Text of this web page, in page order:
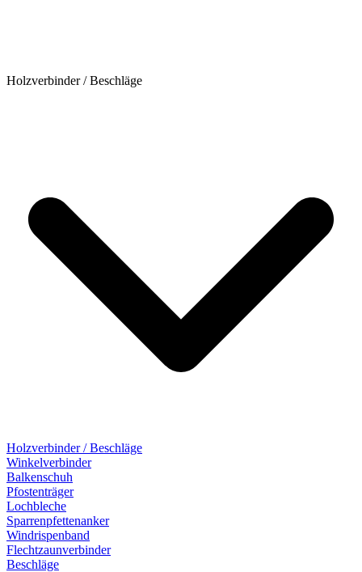
Holzverbinder / Beschläge
Holzverbinder / Beschläge
Winkelverbinder
Balkenschuh
Pfostenträger
Lochbleche
Sparrenpfettenanker
Windrispenband
Flechtzaunverbinder
Beschläge